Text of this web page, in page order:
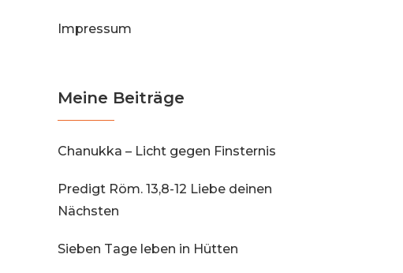
Impressum
Meine Beiträge
Chanukka – Licht gegen Finsternis
Predigt Röm. 13,8-12 Liebe deinen
Nächsten
Sieben Tage leben in Hütten